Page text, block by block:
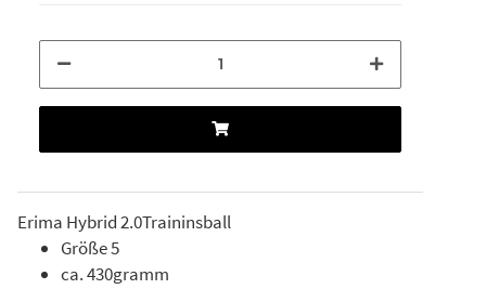
Erima Hybrid 2.0Traininsball
Größe 5
ca. 430gramm